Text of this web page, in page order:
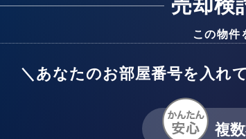
売却検
この物件
＼あなたのお部屋番号を入れ
複